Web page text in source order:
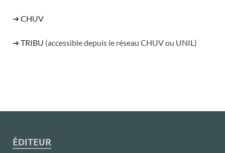
➜ CHUV
➜ TRIBU (accessible depuis le réseau CHUV ou UNIL)
ÉDITEUR